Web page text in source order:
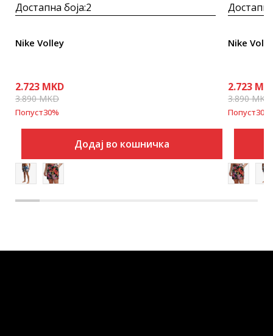
Достапна боја:2
Nike Volley
2.723 MKD
3.890MKD
Попуст30%
Додај во кошничка
Nike
2.723
3.890MKD
Попуст30